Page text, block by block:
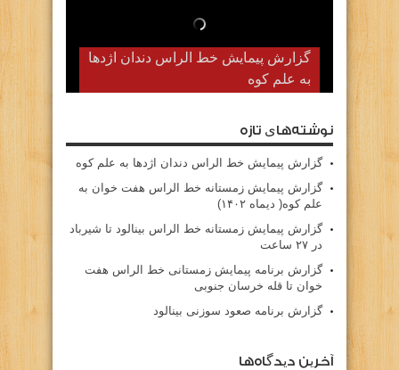
گزارش پیمایش خط الراس دندان اژدها
به علم کوه
نوشته‌های تازه
گزارش پیمایش خط الراس دندان اژدها به علم کوه
گزارش پیمایش زمستانه خط الراس هفت خوان به
علم کوه( دیماه ۱۴۰۲)
گزارش پیمایش زمستانه خط الراس بینالود تا شیرباد
در ۲۷ ساعت
گزارش برنامه پیمایش زمستانی خط الراس هفت
خوان تا قله خرسان جنوبی
گزارش برنامه صعود سوزنی بینالود
آخرین دیدگاه‌ها